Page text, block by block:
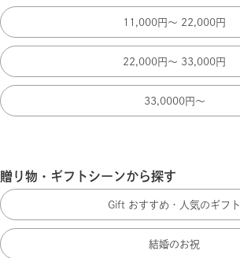
11,000円～ 22,000円
22,000円～ 33,000円
33,0000円～
贈り物・ギフトシーンから探す
Gift おすすめ・人気のギフト
結婚のお祝